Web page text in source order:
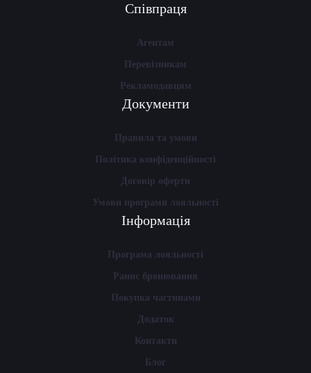
Співпраця
Агентам
Перевізникам
Рекламодавцям
Документи
Правила та умови
Політика конфіденційності
Договір оферти
Умови програми лояльності
Інформація
Програма лояльності
Раннє бронювання
Покупка частинами
Додаток
Контакти
Блог